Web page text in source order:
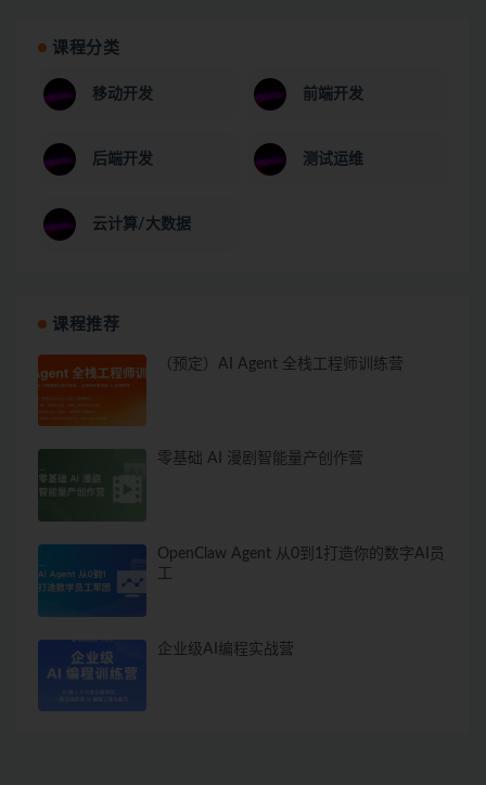
课程分类
移动开发 前端开发
后端开发 测试运维
云计算/大数据
课程推荐
（预定）AI Agent 全栈工程师训练营
零基础 AI 漫剧智能量产创作营
OpenClaw Agent 从0到1打造你的数字AI员
企业级AI编程实战营